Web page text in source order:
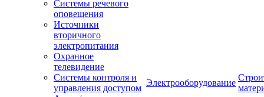
Системы речевого
оповещения
Источники
вторичного
электропитания
Охранное
телевидение
Системы контроля и
управления доступом
Электрооборудование